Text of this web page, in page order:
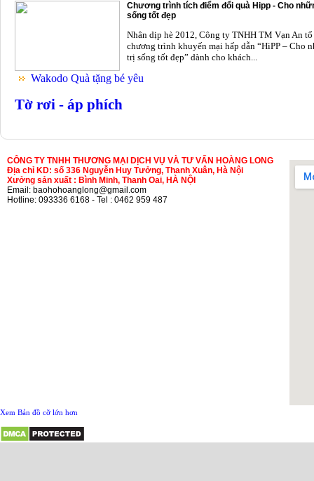
Chương trình tích điểm đổi quà Hipp - Cho
sống tốt đẹp
Nhân dịp hè 2012, Công ty TNHH TM Vạn An
chương trình khuyến mại hấp dẫn “HiPP – Cho
trị sống tốt đẹp” dành cho khách...
Wakodo Quà tặng bé yêu
Tờ rơi - áp phích
CÔNG TY TNHH THƯƠNG MẠI DỊCH VỤ VÀ TƯ VẤN HOÀNG LONG
Địa chỉ KD: số 336 Nguyễn Huy Tưởng, Thanh Xuân, Hà Nội
Xưởng sản xuất : Bình Minh, Thanh Oai, HÀ NỘI
Email: baohohoanglong@gmail.com
Hotline: 093336 6168 - Tel : 0462 959 487
Xem Bản đồ cỡ lớn hơn